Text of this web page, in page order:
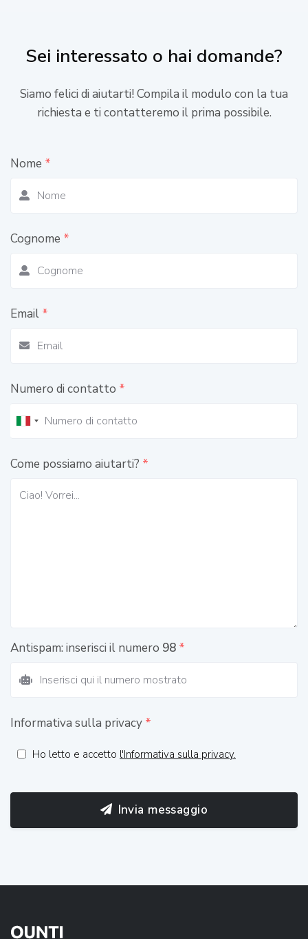
Sei interessato o hai domande?
Siamo felici di aiutarti! Compila il modulo con la tua
richiesta e ti contatteremo il prima possibile.
Nome *
Cognome *
Email *
Numero di contatto *
Come possiamo aiutarti? *
Antispam: inserisci il numero 98 *
Informativa sulla privacy *
Ho letto e accetto l'Informativa sulla privacy.
Invia messaggio